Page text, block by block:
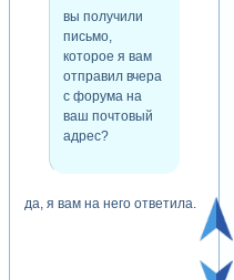
вы получили
письмо,
которое я вам
отправил вчера
с форума на
ваш почтовый
адрес?
да, я вам на него ответила.